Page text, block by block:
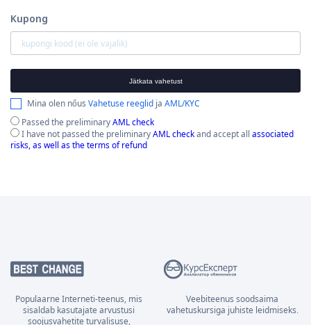
Kupong
Jätkata vahetust
Mina olen nőus Vahetuse reeglid ja AML/KYC
Passed the preliminaryAML check
I have not passed the preliminaryAML checkand accept all associated
risks, as well as the terms of refund
Populaarne Interneti-teenus, mis
sisaldab kasutajate arvustusi
soojusvahetite turvalisuse,
Veebiteenus soodsaima
vahetuskursiga juhiste leidmiseks.